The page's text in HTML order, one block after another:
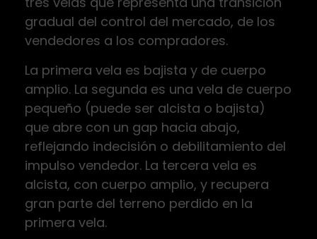
gradual del control del mercado, de los
vendedores a los compradores.
La primera vela es bajista y de cuerpo
amplio. La segunda es una vela de cuerpo
pequeño (puede ser alcista o bajista)
que abre con un gap hacia abajo,
reflejando indecisión o debilitamiento del
impulso vendedor. La tercera vela es
alcista, con cuerpo amplio, y recupera
gran parte del terreno perdido en la
primera vela.